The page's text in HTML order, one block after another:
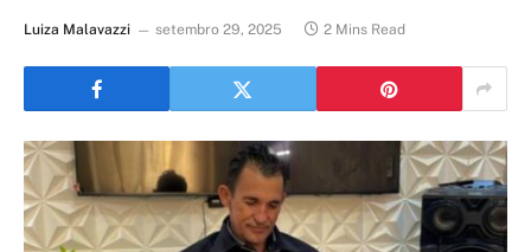
Luiza Malavazzi setembro 29, 2025 2 Mins Read